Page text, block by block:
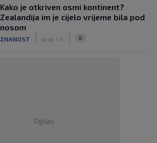
Kako je otkriven osmi kontinent?
Zealandija im je cijelo vrijeme bila pod
nosom
ZNANOST prije 1 h 0
Oglas